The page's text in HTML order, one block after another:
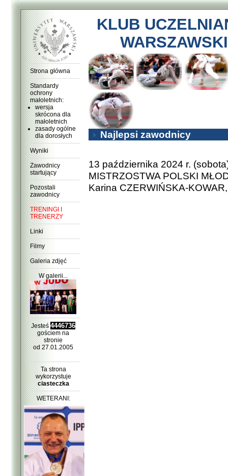
Strona główna
Standardy
ochrony
małoletnich:
wersja
skrócona dla
małoletnich
zasady ogólne
dla dorosłych
Wyniki
Zawodnicy
startujący
Pozostali
zawodnicy
TRENINGI I
TRENERZY
Linki
Filmy
Galeria zdjęć
W galerii...
Jesteś4446736
gościem na
stronie
od 27.01.2005
Ta strona
wykorzystuje
ciasteczka
WETERANI:
KLUB
Najlepsi zawodnicy
13 października 2024 r.
MISTRZOSTWA POLSKI
Karina CZERWIŃSKA-